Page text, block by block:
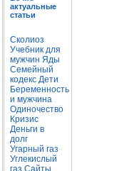
актуальные
статьи
Сколиоз
Учебник для
мужчин Яды
Семейный
кодекс Дети
Беременность
и мужчина
Одиночество
Кризис
Деньги в
долг
Угарный газ
Углекислый
газ Сайты